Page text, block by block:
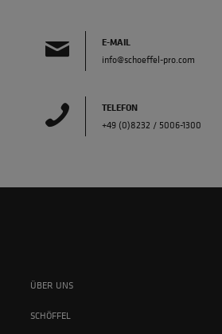
E-MAIL
info@schoeffel-pro.com
TELEFON
+49 (0)8232 / 5006-1300
ÜBER UNS
SCHÖFFEL